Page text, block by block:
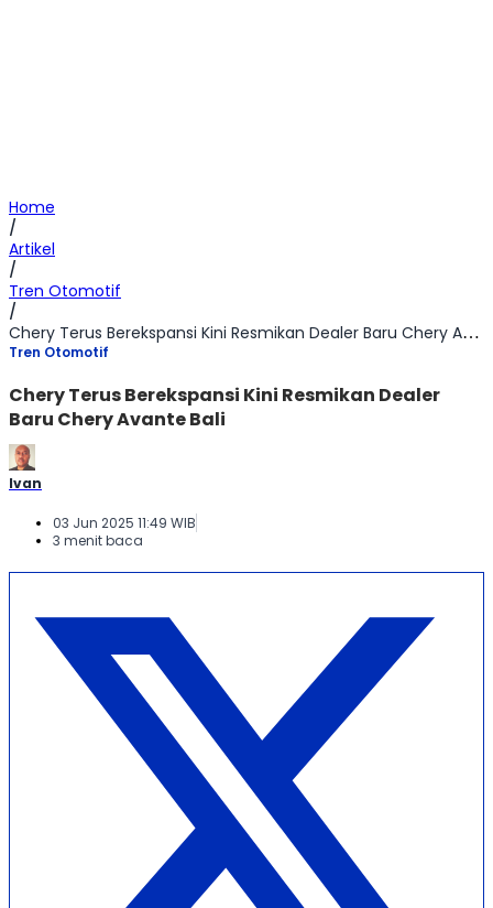
Home
/
Artikel
/
Tren Otomotif
/
Chery Terus Berekspansi Kini Resmikan Dealer Baru Chery Avante Bali
Tren Otomotif
Chery Terus Berekspansi Kini Resmikan Dealer
Baru Chery Avante Bali
Ivan
03 Jun 2025 11:49 WIB
3 menit baca